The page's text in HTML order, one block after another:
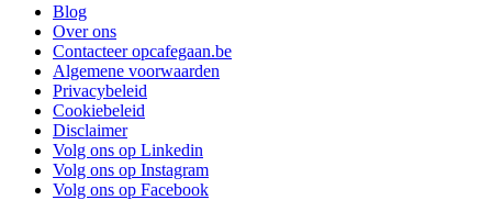
Blog
Over ons
Contacteer opcafegaan.be
Algemene voorwaarden
Privacybeleid
Cookiebeleid
Disclaimer
Volg ons op Linkedin
Volg ons op Instagram
Volg ons op Facebook